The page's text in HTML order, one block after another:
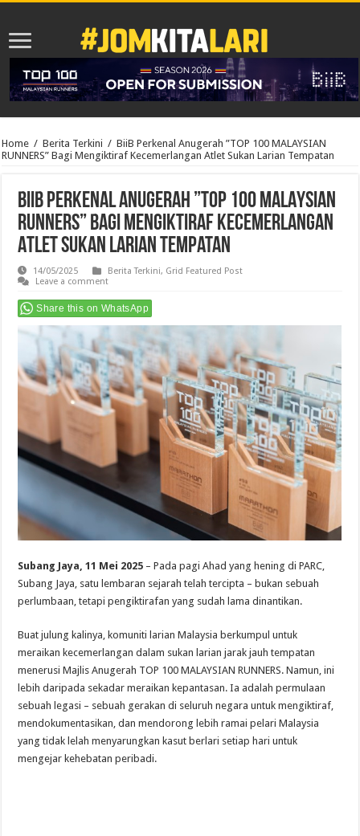
Home / Berita Terkini / BiiB Perkenal Anugerah ”TOP 100 MALAYSIAN
RUNNERS” Bagi Mengiktiraf Kecemerlangan Atlet Sukan Larian Tempatan
BiiB Perkenal Anugerah ”TOP 100 MALAYSIAN
RUNNERS” Bagi Mengiktiraf Kecemerlangan
Atlet Sukan Larian Tempatan
14/05/2025 Berita Terkini, Grid Featured Post
Leave a comment
Share this on WhatsApp
Subang Jaya, 11 Mei 2025 – Pada pagi Ahad yang hening di PARC,
Subang Jaya, satu lembaran sejarah telah tercipta – bukan sebuah
perlumbaan, tetapi pengiktirafan yang sudah lama dinantikan.
Buat julung kalinya, komuniti larian Malaysia berkumpul untuk
meraikan kecemerlangan dalam sukan larian jarak jauh tempatan
menerusi Majlis Anugerah TOP 100 MALAYSIAN RUNNERS. Namun, ini
lebih daripada sekadar meraikan kepantasan. Ia adalah permulaan
sebuah legasi – sebuah gerakan di seluruh negara untuk mengiktiraf,
mendokumentasikan, dan mendorong lebih ramai pelari Malaysia
yang tidak lelah menyarungkan kasut berlari setiap hari untuk
mengejar kehebatan peribadi.